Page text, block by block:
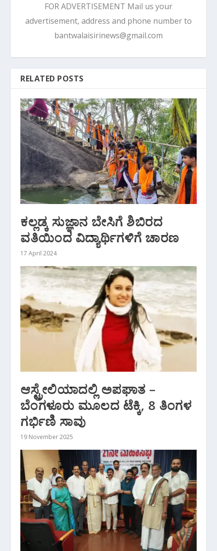
FOR ADVERTISEMENT Mail us your
advertisement, address and phone number to
bantwalaisirinews@gmail.com
RELATED POSTS
ಕಲ್ಲಡ್ಕ ಸುಜ್ಞಾನ ಬೇಸಿಗೆ ಶಿಬಿರದ
ವತಿಯಿಂದ ವಿದ್ಯಾರ್ಥಿಗಳಿಗೆ ಚಾರಣ
17 April 2024
ಆಸ್ಟ್ರೇಲಿಯಾದಲ್ಲಿ ಅಪಘಾತ –
ಬೆಂಗಳೂರು ಮೂಲದ ಟೆಕ್ಕಿ, 8 ತಿಂಗಳ
ಗರ್ಭಿಣಿ ಸಾವು
19 November 2025